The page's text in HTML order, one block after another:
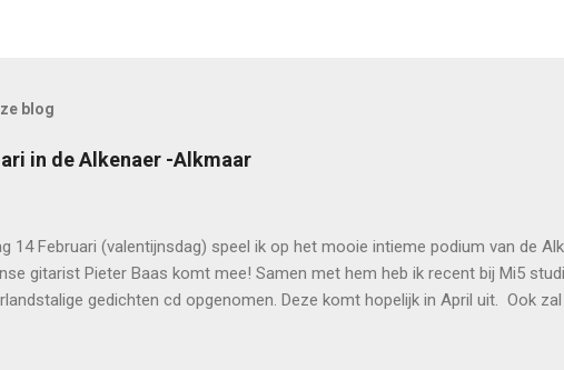
blog
in de Alkenaer -Alkmaar
14 Februari (valentijnsdag) speel ik op het mooie intieme podium van de
gitarist Pieter Baas komt mee! Samen met hem heb ik recent bij Mi5
gedichten cd opgenomen. Deze komt hopelijk in April uit. Ook
nl. in de straatband van Leo Borst in Alkmaar en omstreken. De cd